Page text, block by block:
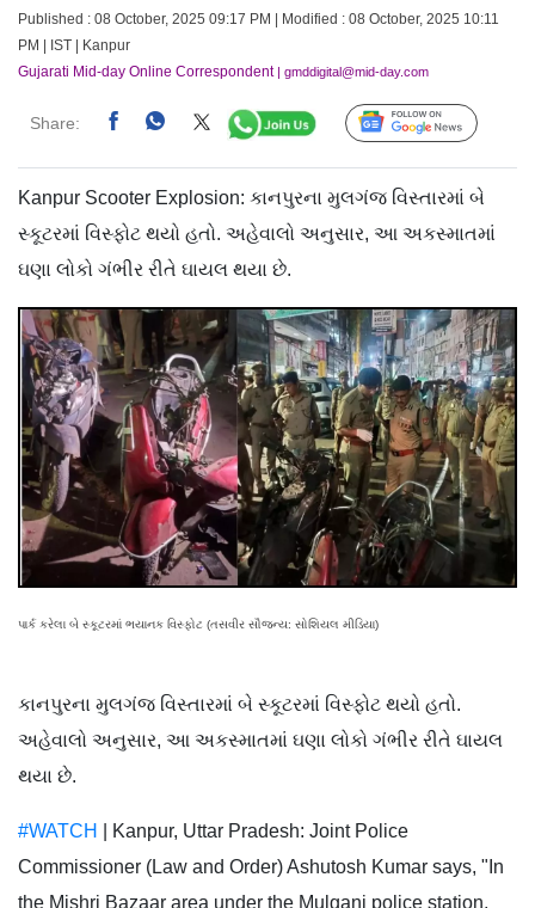
Published : 08 October, 2025 09:17 PM | Modified : 08 October, 2025 10:11
PM | IST | Kanpur
Gujarati Mid-day Online Correspondent| gmddigital@mid-day.com
Share: Follow Us
Kanpur Scooter Explosion: કાનપુરના મુલગંજ વિસ્તારમાં બે
સ્કૂટરમાં વિસ્ફોટ થયો હતો. અહેવાલો અનુસાર, આ અકસ્માતમાં
ઘણા લોકો ગંભીર રીતે ઘાયલ થયા છે.
પાર્ક કરેલા બે સ્કૂટરમાં ભયાનક વિસ્ફોટ (તસવીર સૌજન્ય: સોશિયલ મીડિયા)
કાનપુરના મુલગંજ વિસ્તારમાં બે સ્કૂટરમાં વિસ્ફોટ થયો હતો.
અહેવાલો અનુસાર, આ અકસ્માતમાં ઘણા લોકો ગંભીર રીતે ઘાયલ
થયા છે.
#WATCH
| Kanpur, Uttar Pradesh: Joint Police
Commissioner (Law and Order) Ashutosh Kumar says, "In
the Mishri Bazaar area under the Mulganj police station,